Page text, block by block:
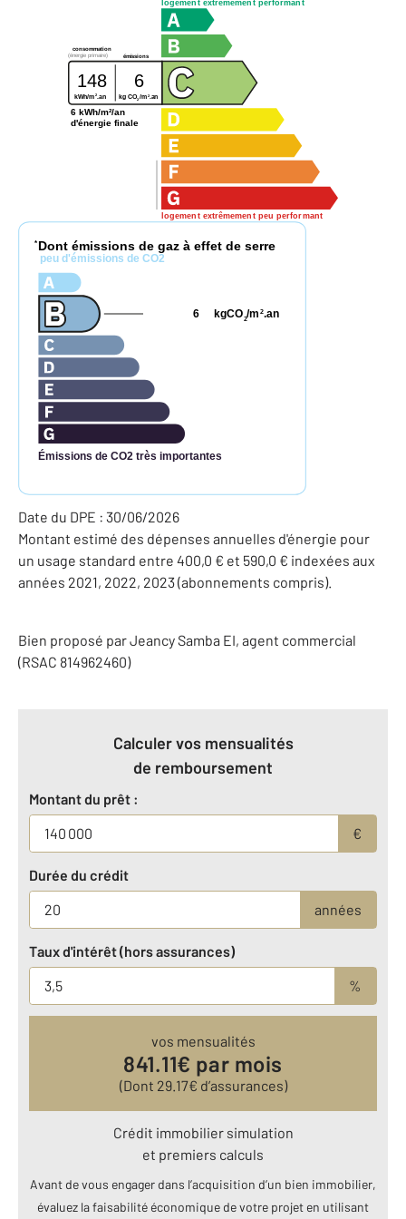
logement extrêmement performant
logement extrêmement peu performant
consommation
émissions
(énergie primaire)
148 6
kWh/m 2 .an kg CO2/m2.an
6 kWh/m²/an
d'énergie finale
* Dont émissions de gaz à effet de serre
peu d'émissions de CO2
Émissions de CO2 très importantes
kgCO2/m 2.an
6
Date du DPE : 30/06/2026
Montant estimé des dépenses annuelles d'énergie pour
un usage standard entre 400,0 € et 590,0 € indexées aux
années 2021, 2022, 2023 (abonnements compris).
Bien proposé parJeancySamba EI, agent commercial
(RSAC 814962460)
Calculer vos mensualités
de remboursement
Montant du prêt :
€
Durée du crédit
années
Taux d'intérêt (hors assurances)
%
vos mensualités
841.11€ par mois
(Dont 29.17€ d’assurances)
Crédit immobilier simulation
et premiers calculs
Avant de vous engager dans l’acquisition d’un bien immobilier,
évaluez la faisabilité économique de votre projet en utilisant